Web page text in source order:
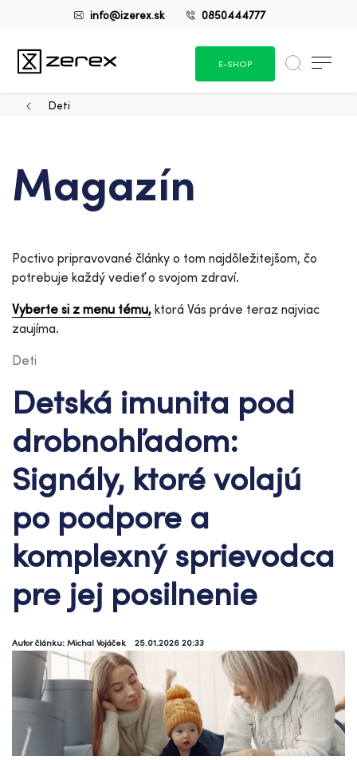
info@izerex.sk 0850444777
E-SHOP
Deti
Magazín
Poctivo pripravované články o tom najdôležitejšom, čo
potrebuje každý vedieť o svojom zdraví.
Vyberte si z menu tému, ktorá Vás práve teraz najviac
zaujíma.
Deti
Detská imunita pod
drobnohľadom:
Signály, ktoré volajú
po podpore a
komplexný sprievodca
pre jej posilnenie
Autor článku: Michal Vojáček 25.01.2026 20:33